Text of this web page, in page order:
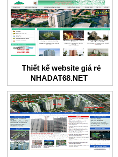
Thiết kế website giá rẻ
NHADAT68.NET